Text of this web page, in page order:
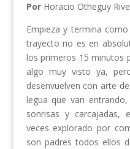
PorHoracio Otheguy
Empieza y termina
trayecto no es en
los primeros 15 minutos
algo muy visto ya,
desenvuelven con arte
legua que van
sonrisas y carcajadas,
veces explorado por
son padres todos ellos